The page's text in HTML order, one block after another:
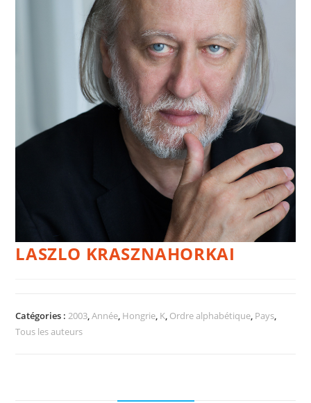
LASZLO KRASZNAHORKAI
Catégories :2003,Année, Hongrie, K, Ordre alphabétique, Pays,
Tous les auteurs